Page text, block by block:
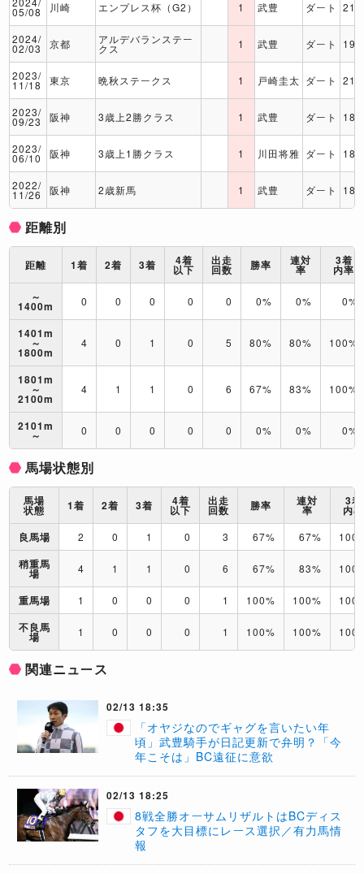
05/08 川崎 エンプレス杯（G2） 1 武豊 ダート
2024/
02/03 京都 アルデバランステー
クス 1 武豊 ダート
2023/
11/18 東京 晩秋ステークス 1 戸崎圭太 ダート
2023/
09/23 阪神 3歳上2勝クラス 1 武豊 ダート
2023/
06/10 阪神 3歳上1勝クラス 1 川田将雅 ダート
2022/
11/26 阪神 2歳新馬 1 武豊 ダート
距離別
距離 1着 2着 3着 4着
以下
出走
回数 勝率 連対
率
3着
内率
～
1400m 0 0 0 0 0 0% 0% 0%
1401m
～
1800m
4 0 1 0 5 80% 80% 100%
1801m
～
2100m
4 1 1 0 6 67% 83% 100%
2101m
～ 0 0 0 0 0 0% 0% 0%
馬場状態別
馬場
状態 1着 2着 3着 4着
以下
出走
回数 勝率 連対
率
3着
内率
良馬場
2 0 1 0 3 67% 67%
稍重馬
場 4 1 1 0 6 67% 83%
重馬場 1 0 0 0 1 100% 100%
不良馬
場 1 0 0 0 1 100% 100%
関連ニュース
02/13 18:35
「オヤジなのでギャグを言いたい年
頃」武豊騎手が日記更新で弁明？「今
年こそは」BC遠征に意欲
02/13 18:25
8戦全勝オーサムリザルトはBCディス
タフを大目標にレース選択／有力馬情
報